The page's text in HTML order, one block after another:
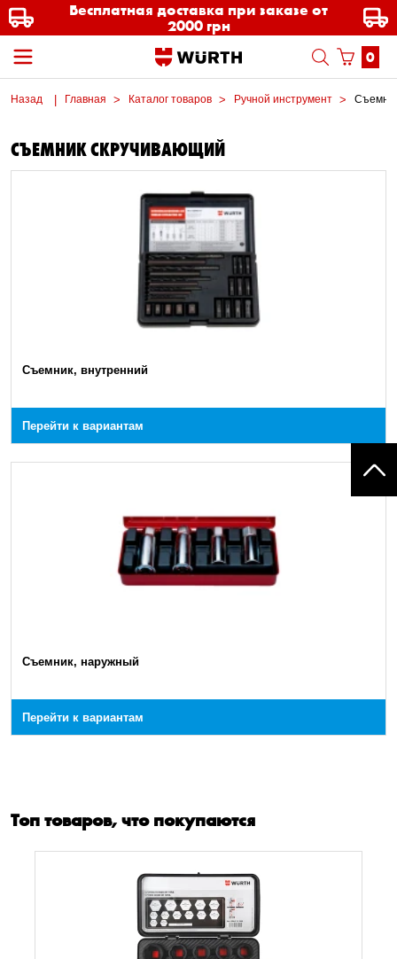
Бесплатная доставка при заказе от
2000 грн
0
Назад Главная Каталог товаров Ручной инструмент
СЪЕМНИК СКРУЧИВАЮЩИЙ
Съемник, внутренний
Перейти к вариантам
Съемник, наружный
Перейти к вариантам
Топ товаров, что покупаются